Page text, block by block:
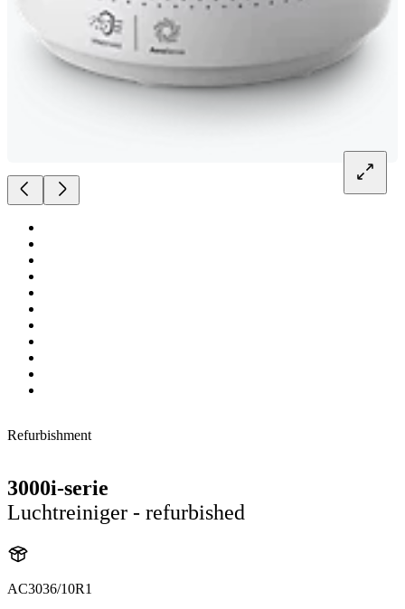
Refurbishment
3000i-serie
Luchtreiniger - refurbished
AC3036/10R1